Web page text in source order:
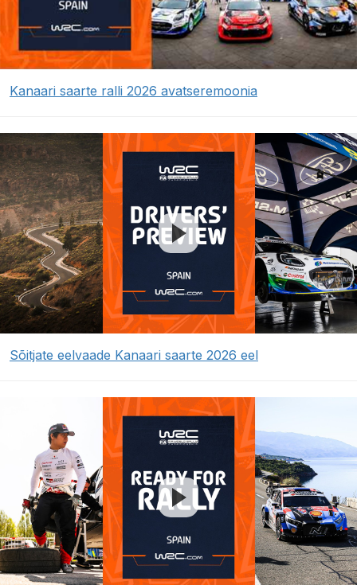
Kanaari saarte ralli 2026 avatseremoonia
Sõitjate eelvaade Kanaari saarte 2026 eel